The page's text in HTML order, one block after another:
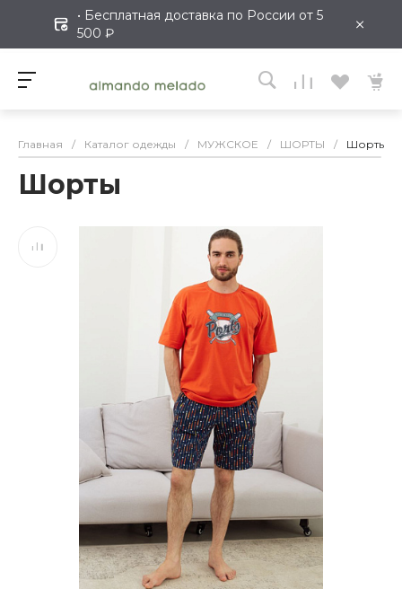
• Бесплатная доставка по России от 5
500 ₽
×
Главная / Каталог одежды / МУЖСКОЕ / ШОРТЫ / Шорты
Шорты